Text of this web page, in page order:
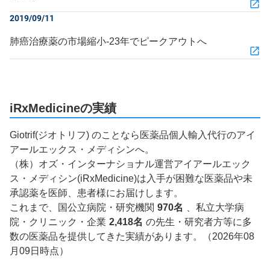
2019/09/11
肺癌治療薬の市場縮小‐23年でピークアウトへ
iRxMedicineの実績
Giotrif(ジオトリフ) のことなら医薬品個人輸入代行のアイ
アールエックス・メディシンへ。
（株）オズ・インターナショナル運営アイアールエック
ス・メディシン(iRxMedicine)は入手が困難な医薬品や未
承認薬を医師、患者様にお届けします。
これまで、国公立病院・研究機関 970名
、私立大学病
院・クリニック・企業 2,418名 の先生・研究者方等に多
数の医薬品を提供してきた実績があります。（2026年08
月09日時点）